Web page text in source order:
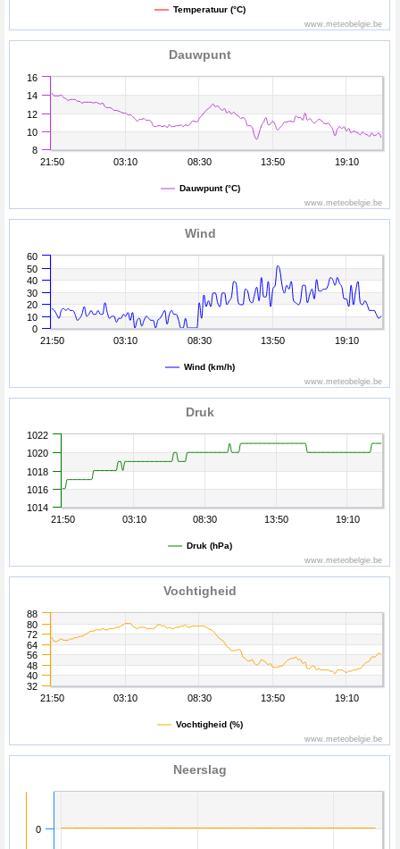
Temperatuur (°C)
www.meteobelgie.be
Dauwpunt
Dauwpunt (°C)
21:50 03:10 08:30 13:50 19:10
8
10
12
14
16
www.meteobelgie.be
Wind
Wind (km/h)
21:50 03:10 08:30 13:50 19:10
0
10
20
30
40
50
60
www.meteobelgie.be
Druk
Druk (hPa)
21:50 03:10 08:30 13:50 19:10
1014
1016
1018
1020
1022
www.meteobelgie.be
Vochtigheid
Vochtigheid (%)
21:50 03:10 08:30 13:50 19:10
32
40
48
56
64
72
80
88
www.meteobelgie.be
Neerslag
0